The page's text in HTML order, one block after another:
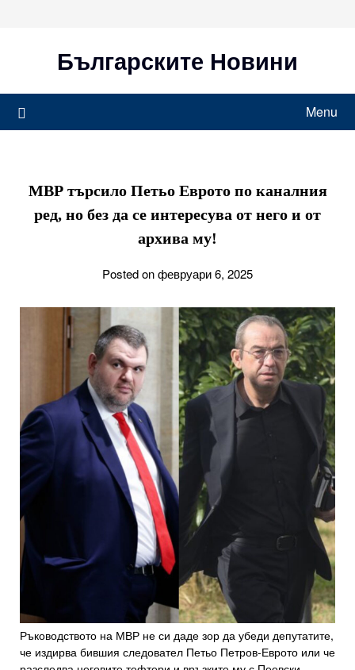
Българските Новини
Menu
МВР търсило Петьо Еврото по каналния
ред, но без да се интересува от него и от
архива му!
Posted on февруари 6, 2025
Ръководството на МВР не си даде зор да убеди депутатите,
че издирва бившия следовател Петьо Петров-Еврото или че